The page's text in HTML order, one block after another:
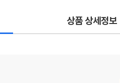
상품 상세정보